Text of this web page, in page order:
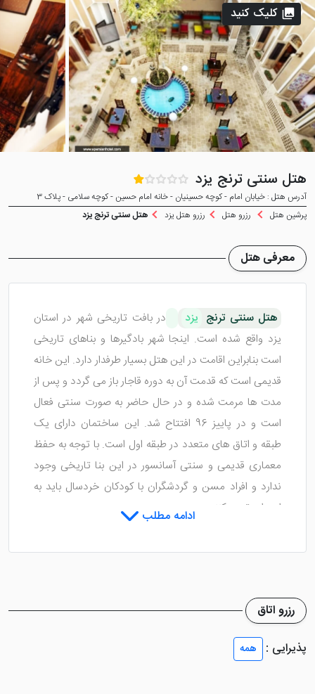
هتل سنتی ترنج یزد
آدرس هتل : خیابان امام - کوچه حسینیان - خانه امام حسین - کوچه سلامی - پلاک 3
پرشین هتل
رزرو هتل رزرو هتل یزد هتل سنتی ترنج یزد
کلیک کنید
معرفی هتل
هتل سنتی ترنج یزد
در بافت تاریخی شهر در استان
یزد واقع شده است. اینجا شهر بادگیرها و بناهای تاریخی
است بنابراین اقامت در این هتل بسیار طرفدار دارد. این خانه
قدیمی است که قدمت آن به دوره قاجار باز می گردد و پس از
مدت ها مرمت شده و در حال حاضر به صورت سنتی فعال
است و در پاییز 96 افتتاح شد. این ساختمان دارای یک
طبقه و اتاق های متعدد در طبقه اول است. با توجه به حفظ
معماری قدیمی و سنتی آسانسور در این بنا تاریخی وجود
ندارد و افراد مسن و گردشگران با کودکان خردسال باید به
این امر توجه کنند.
آش یزدی ، مرغ یزد ، آلو و پای کدو تنبل سفارش دهند که
توسط سرآشپزهای ماهر منطقه پخته شده و از طعم بی نظیر
آنها لذت می برند.
همچنین یک کافی شاپ سنتی هتل ترنج زد وجود دارد که م
ادامه مطلب
رزرو اتاق
پذیرایی :
همه